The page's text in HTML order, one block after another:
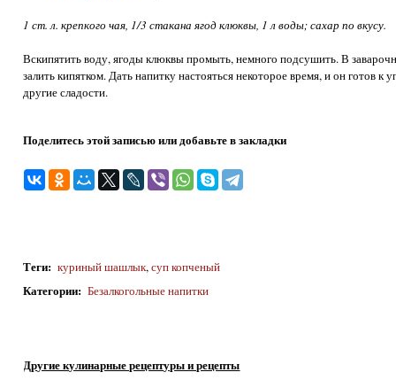
1 ст. л. крепкого чая, 1/3 стакана ягод клюквы, 1 л воды; сахар по вкусу.
Вскипятить воду, ягоды клюквы промыть, немного подсушить. В
залить кипятком. Дать напитку настояться некоторое время, и он готов
другие сладости.
Поделитесь этой записью или добавьте в закладки
Теги: куриный шашлык,суп копченый
Категории: Безалкогольные напитки
Другие кулинарные рецептуры и рецепты